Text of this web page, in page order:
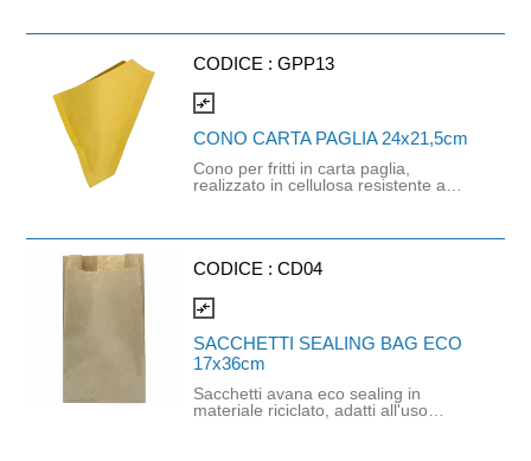
sporcare eccessivamente le mani.
fritture.
CODICE :GPP13
compare_arrows
CONO CARTA PAGLIA 24x21,5cm
Cono per fritti in carta paglia,
realizzato in cellulosa resistente a
al contatto con alimenti e riciclabile
igiene. Dimensioni: 24x21,5cm
CODICE :CD04
compare_arrows
SACCHETTI SEALING BAG ECO
17x36cm
Sacchetti avana eco sealing in
materiale riciclato, adatti all'uso